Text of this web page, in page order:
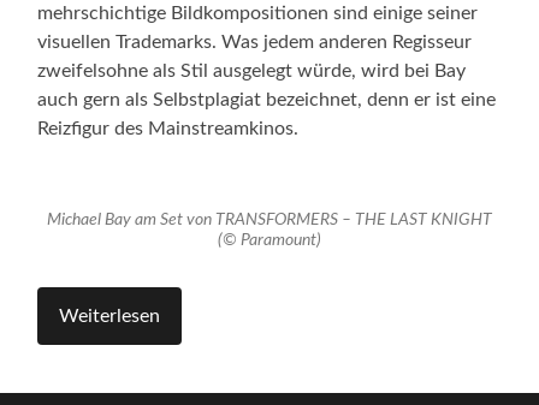
mehrschichtige Bildkompositionen sind einige seiner
visuellen Trademarks. Was jedem anderen Regisseur
zweifelsohne als Stil ausgelegt würde, wird bei Bay
auch gern als Selbstplagiat bezeichnet, denn er ist eine
Reizfigur des Mainstreamkinos.
Michael Bay am Set von TRANSFORMERS – THE LAST KNIGHT
(© Paramount)
Weiterlesen